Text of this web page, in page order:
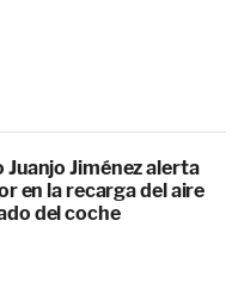
Juanjo Jiménez alerta
en la recarga del aire
del coche